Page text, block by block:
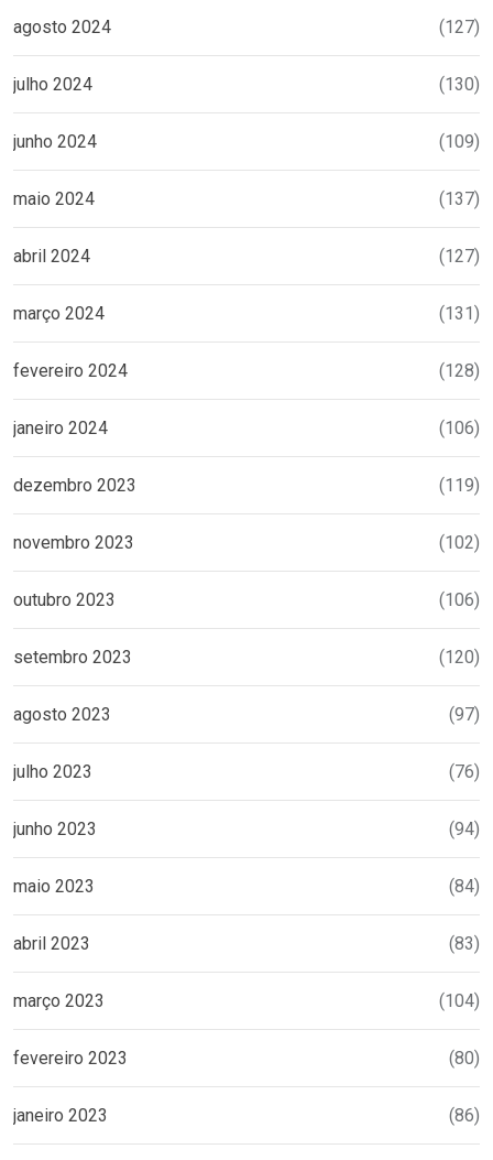
agosto 2024 (127)
julho 2024 (130)
junho 2024 (109)
maio 2024 (137)
abril 2024 (127)
março 2024 (131)
fevereiro 2024 (128)
janeiro 2024 (106)
dezembro 2023 (119)
novembro 2023 (102)
outubro 2023 (106)
setembro 2023 (120)
agosto 2023 (97)
julho 2023 (76)
junho 2023 (94)
maio 2023 (84)
abril 2023 (83)
março 2023 (104)
fevereiro 2023 (80)
janeiro 2023 (86)